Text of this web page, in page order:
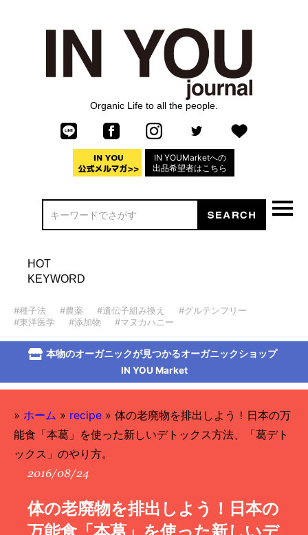
Organic Life to all the people.
IN YOUMarketへの
出品希望者はこちら
HOT
KEYWORD
#種子法 #農薬 #遺伝子組み換え
#グルテンフリー
#東洋医学
#添加物 #マヌカハニー
本物のオーガニックが見つかるオーガニックショップ
IN YOU Market
» ホーム » recipe » 体の老廃物を排出しよう！日本の万
能食「本葛」を使った新しいデトックス方法、「葛デト
ックス」のやり方。
2016/08/24
体の老廃物を排出しよう！日本の